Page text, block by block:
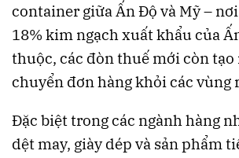
container giữa Ấn Độ và Mỹ –
18% kim ngạch xuất khẩu của
thuộc, các đòn thuế mới còn tạo
chuyển đơn hàng khỏi các vùng
Đặc biệt trong các ngành hàng
dệt may, giày dép và sản phẩm